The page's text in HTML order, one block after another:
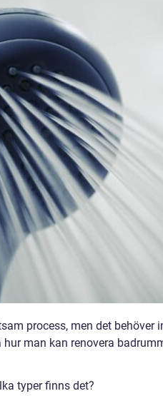
process, men det behöver
man kan renovera
typer finns det?